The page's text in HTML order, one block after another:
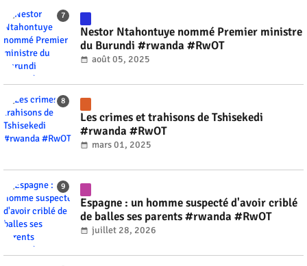
Nestor Ntahontuye nommé Premier ministre
du Burundi #rwanda #RwOT
août 05, 2025
Les crimes et trahisons de Tshisekedi
#rwanda #RwOT
mars 01, 2025
Espagne : un homme suspecté d'avoir criblé
de balles ses parents #rwanda #RwOT
juillet 28, 2026